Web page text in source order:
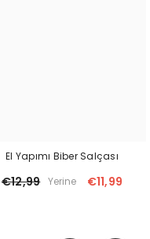
El Yapımı Biber Salçası
€12,99 Yerine €11,99